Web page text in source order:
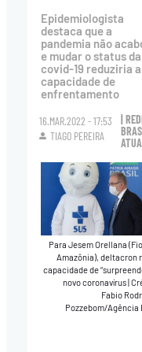
Epidemiologista
destaca que a
pandemia não
e mudar o status da
covid-19 reduziria a
capacidade de
enfrentamento
16.MAR.2022 - 17:53
TIAGO PEREIRA
|
Para Jesem Orellana
Amazônia), deltacron
capacidade de
novo coronavírus
Fabio
Pozzebom/Agência